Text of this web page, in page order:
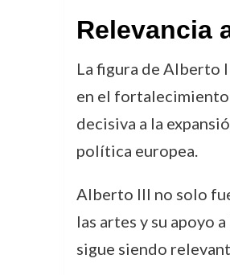
Relevancia
La figura de Alberto
en el fortalecimiento
decisiva a la
política europea.
Alberto III no solo
las artes y su apoyo
sigue siendo